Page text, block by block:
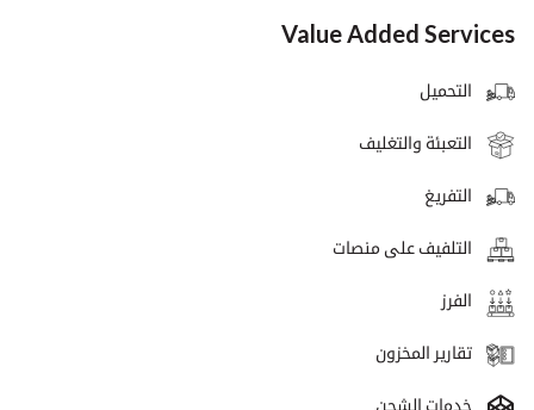
Value Added Services
التحميل
التعبئة والتغليف
التفريغ
التلفيف على منصات
الفرز
تقارير المخزون
خدمات الشحن